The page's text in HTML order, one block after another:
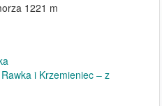
1221 m
i Krzemieniec – z